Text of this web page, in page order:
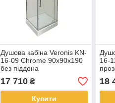
Душова кабіна Veronis KN-
16-09 Chrome 90х90х190
без піддона
17 710₴
Купити
16-
18